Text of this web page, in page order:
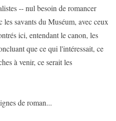
-- nul besoin de romancer
savants du Muséum, avec ceux
ici, entendant le canon, les
que ce qui l'intéressait, ce
à venir, ce serait les
de roman...